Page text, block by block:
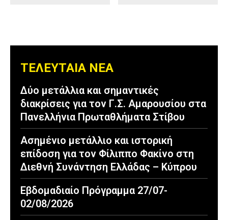
ΤΕΛΕΥΤΑΙΑ ΝΕΑ
Δύο μετάλλια και σημαντικές
διακρίσεις για τον Γ.Σ. Αμαρουσίου στα
Πανελλήνια Πρωταθλήματα Στίβου
Ασημένιο μετάλλιο και ιστορική
επίδοση για τον Φίλιππο Φακίνο στη
Διεθνή Συνάντηση Ελλάδας – Κύπρου
Εβδομαδιαίο Πρόγραμμα 27/07-
02/08/2026